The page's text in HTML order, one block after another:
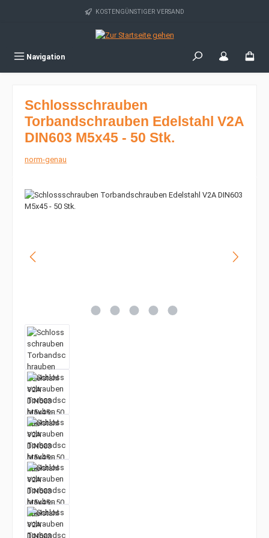
Zum Hauptinhalt springen KOSTENGÜNSTIGER VERSAND
Navigation
Schlossschrauben
Torbandschrauben Edelstahl V2A
DIN603 M5x45 - 50 Stk.
norm-genau
Bildergalerie überspringen